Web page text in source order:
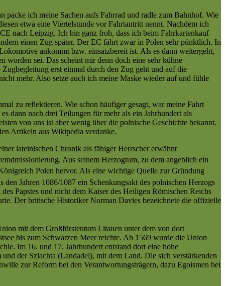
ich meine Sachen aufs Fahrrad und radle zum Bahnhof. Wie
etwa eine Viertelstunde vor Fahrtantritt nennt. Nachdem ich
nach Leipzig. Ich bin ganz froh, dass ich beim Fahrkartenkauf
einen Zug später. Der EC fährt zwar in Polen sehr pünktlich. In
ankommt bzw. einsatzbereit ist. Als es dann weitergeht,
worden sei. Das scheint mir denn doch eine sehr kühne
erst einmal durch den Zug geht und auf die
mehr. Also setze auch ich meine Maske wieder auf und fühle
zu reflektieren. Wie schon häufiger gesagt, war meine Fahrt
dann nach drei Teilungen für mehr als ein Jahrhundert als
von uns ist aber wenig über die polnische Geschichte bekannt.
Artikeln aus Wikipedia verdanke.
lateinischen Chronik als fähiger Herrscher erwähnt
Aus seinem Herzogtum, zu dem angeblich ein
Polen hervor. Als eine wichtige Quelle zur Gründung
Jahren 1086/1087 ein Schenkungsakt des polnischen Herzogs
Papstes und nicht dem Kaiser des Heiligen Römischen Reichs
Der britische Historiker Norman Davies bezeichnete die offizielle
mit dem Großfürstentum Litauen unter dem von dort
bis zum Schwarzen Meer reichte. Ab 1569 wurde die Union
Im 16. und 17. Jahrhundert entstand dort eine hohe
der Szlachta (Landadel), mit dem Land. Die sich verstärkenden
zur Reform bei den Verantwortungsträgern, dazu Egoismen bei